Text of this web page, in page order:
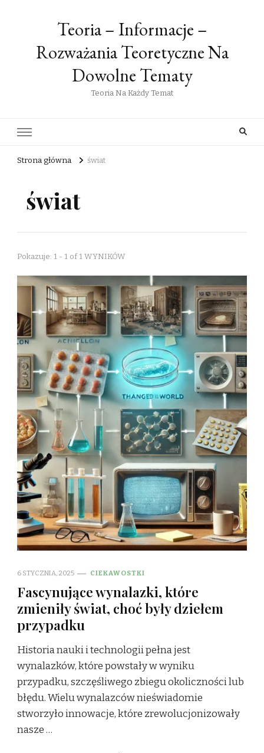
Teoria – Informacje –
Rozważania Teoretyczne Na
Dowolne Tematy
Teoria Na Każdy Temat
Strona główna świat
świat
Pokazuje: 1 - 1 of 1 WYNIKÓW
6 STYCZNIA, 2025 CIEKAWOSTKI
Fascynujące wynalazki, które
zmieniły świat, choć były dziełem
przypadku
Historia nauki i technologii pełna jest
wynalazków, które powstały w wyniku
przypadku, szczęśliwego zbiegu okoliczności lub
błędu. Wielu wynalazców nieświadomie
stworzyło innowacje, które zrewolucjonizowały
nasze …